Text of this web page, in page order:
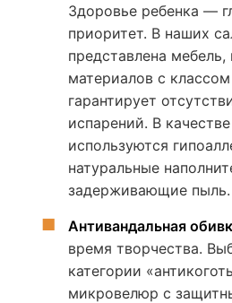
Здоровье ребенка —
приоритет. В наших
представлена мебель,
материалов с
гарантирует
испарений. В
используются
натуральные
задерживающие пыль.
Антивандальная
время творчества.
категории
микровелюр с